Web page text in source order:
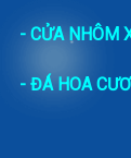
- CỬA NHÔM
- ĐÁ HOA